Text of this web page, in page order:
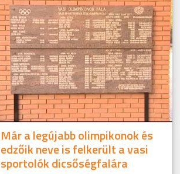
Már a legújabb olimpikonok és
edzőik neve is felkerült a vasi
sportolók dicsőségfalára